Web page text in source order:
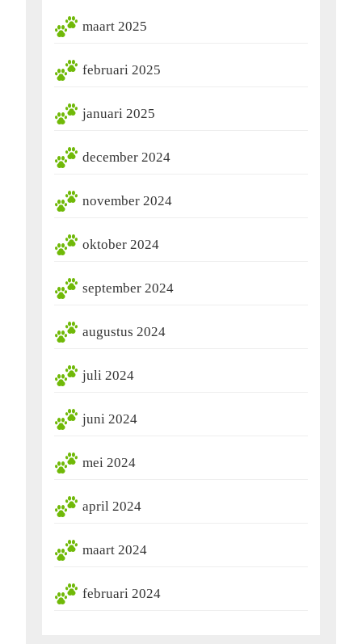
maart 2025
februari 2025
januari 2025
december 2024
november 2024
oktober 2024
september 2024
augustus 2024
juli 2024
juni 2024
mei 2024
april 2024
maart 2024
februari 2024